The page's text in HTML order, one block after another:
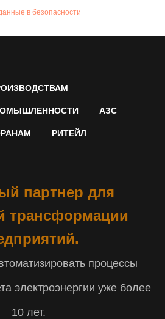
в безопасности
АЗС
РИТЕЙЛ
партнер для
трансформации
процессы
электроэнергии уже более
10 лет.